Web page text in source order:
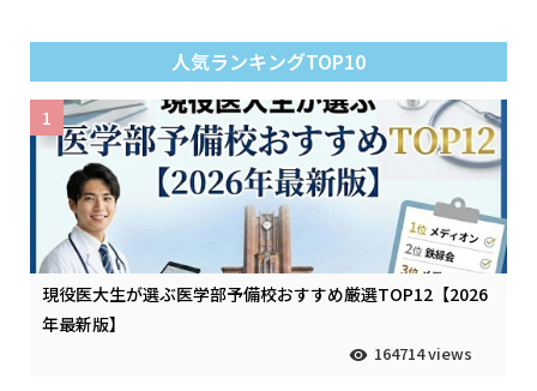
人気ランキングTOP10
現役医大生が選ぶ医学部予備校おすすめ厳選TOP12【2026
年最新版】
164714 views
1